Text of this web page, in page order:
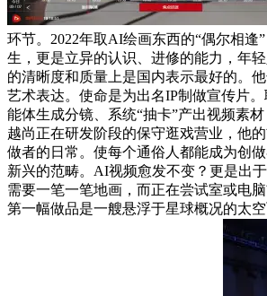
环节。2022年取AI绘画东西的“偶尔相
生，更是立异的认识、进修的能力，年
的清晰度和质量上是国内表示最好的。
艺术表达。使命是为出名IP制做宣传片
能体生成分镜、系统“抽卡”产出视频素
越尚正在研发阶段的保守逛戏营业，他
做者的日常。使每个通俗人都能成为创
新兴的范畴。AI视频愈发不变？更是出
需要一笔一笔地画，而正在尝试室或电
第一幅做品是一艘悬浮于星球概况的太